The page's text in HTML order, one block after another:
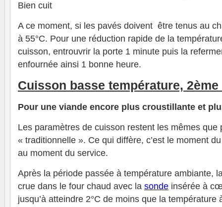
Bien cuit
A ce moment, si les pavés doivent être tenus au
à 55°C. Pour une réduction rapide de la
cuisson, entrouvrir la porte 1 minute puis la
enfournée ainsi 1 bonne heure.
Cuisson basse température, 2ème
Pour une viande encore plus croustillante et
Les paramètres de cuisson restent les mêmes que
« traditionnelle ». Ce qui diffère, c’est le moment
au moment du service.
Après la période passée à température ambiante,
crue dans le four chaud avec la sonde insérée à
jusqu’à atteindre 2°C de moins que la